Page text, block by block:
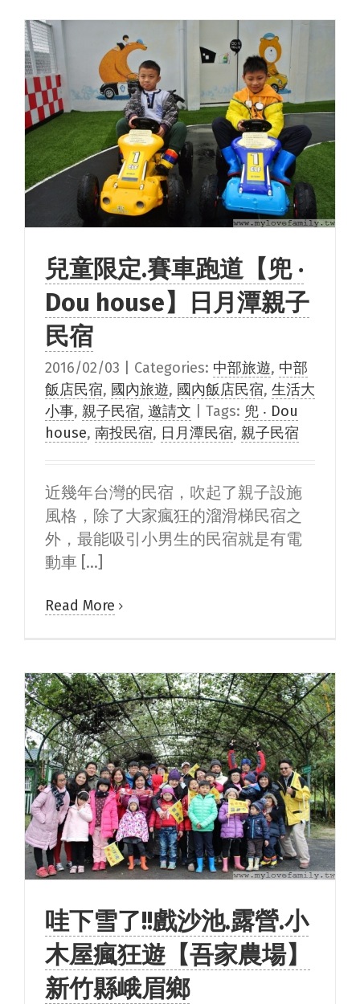
兒童限定.賽車跑道【兜 ‧
Dou house】日月潭親子
民宿
2016/02/03 Categories: 中部旅遊, 中部
飯店民宿, 國內旅遊, 國內飯店民宿, 生活大
小事, 親子民宿, 邀請文 Tags: 兜 ‧ Dou
house, 南投民宿, 日月潭民宿, 親子民宿
近幾年台灣的民宿，吹起了親子設施
風格，除了大家瘋狂的溜滑梯民宿之
外，最能吸引小男生的民宿就是有電
動車 [...]
Read More
哇下雪了!!戲沙池.露營.小
木屋瘋狂遊【吾家農場】
新竹縣峨眉鄉